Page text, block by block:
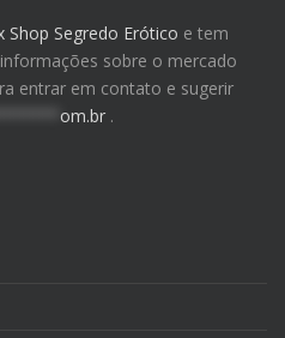
Shop Segredo Erótico e tem
sobre o mercado
entrar em contato e sugerir
om.br .